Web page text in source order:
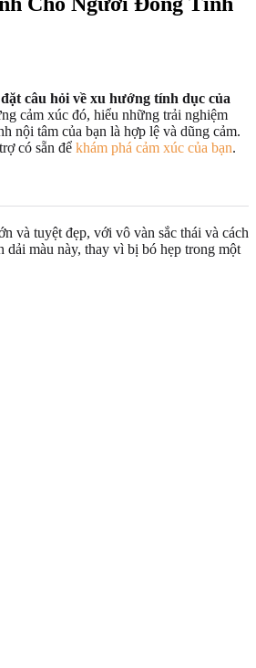
câu hỏi về xu hướng tính dục của
cảm xúc đó, hiểu những trải nghiệm
nội tâm của bạn là hợp lệ và dũng cảm.
có sẵn để khám phá cảm xúc của bạn.
và tuyệt đẹp, với vô vàn sắc thái và cách
màu này, thay vì bị bó hẹp trong một